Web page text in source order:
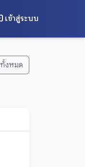
เข้าสู่ระบบ
ทั้งหมด